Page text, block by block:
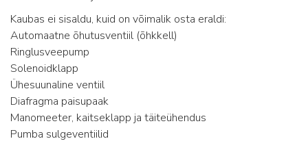
Kaubas ei sisaldu, kuid on võimalik osta eraldi:
Automaatne õhutusventiil (õhkkell)
Ringlusveepump
Solenoidklapp
Ühesuunaline ventiil
Diafragma paisupaak
Manomeeter, kaitseklapp ja täiteühendus
Pumba sulgeventiilid